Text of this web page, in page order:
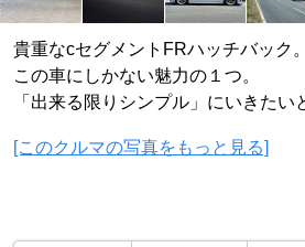
貴重なcセグメントFRハッチバック。
この車にしかない魅力の１つ。
「出来る限りシンプル」にいきたい
[このクルマの写真をもっと見る]